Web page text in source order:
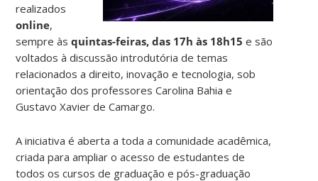
realizados
online,
sempre àsquintas-feiras, das 17h às 18h15 e são
voltados à discussão introdutória de temas
relacionados a direito, inovação e tecnologia, sob
orientação dos professores Carolina Bahia e
Gustavo Xavier de Camargo.
A iniciativa é aberta a toda a comunidade acadêmica,
criada para ampliar o acesso de estudantes de
todos os cursos de graduação e pós-graduação